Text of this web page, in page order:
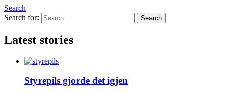
Search
Search for:
Search
Latest stories
Styrepils gjorde det igjen